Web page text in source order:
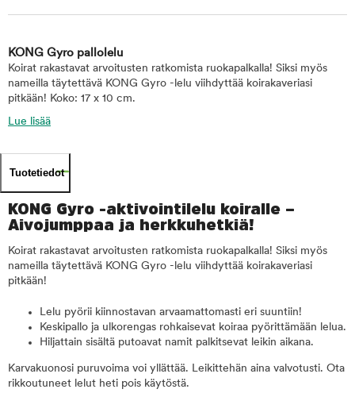
KONG Gyro pallolelu
Koirat rakastavat arvoitusten ratkomista ruokapalkalla! Siksi myös
nameilla täytettävä KONG Gyro -lelu viihdyttää koirakaveriasi
pitkään! Koko: 17 x 10 cm.
Lue lisää
Tuotetiedot
KONG Gyro -aktivointilelu koiralle –
Aivojumppaa ja herkkuhetkiä!
Koirat rakastavat arvoitusten ratkomista ruokapalkalla! Siksi myös
nameilla täytettävä KONG Gyro -lelu viihdyttää koirakaveriasi
pitkään!
Lelu pyörii kiinnostavan arvaamattomasti eri suuntiin!
Keskipallo ja ulkorengas rohkaisevat koiraa pyörittämään lelua.
Hiljattain sisältä putoavat namit palkitsevat leikin aikana.
Karvakuonosi puruvoima voi yllättää. Leikittehän aina valvotusti. Ota
rikkoutuneet lelut heti pois käytöstä.